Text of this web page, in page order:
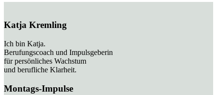
Katja Kremling
Ich bin Katja.
Berufungscoach und Impulsgeberin
für persönliches Wachstum
und berufliche Klarheit.
Montags-Impulse